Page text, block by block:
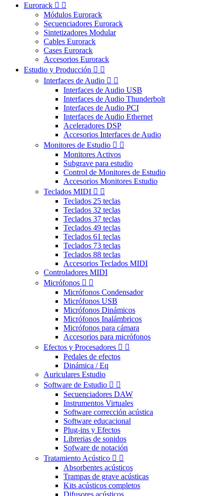
Eurorack  
Módulos Eurorack
Secuenciadores Eurorack
Sintetizadores Modular
Cables Eurorack
Cases Eurorack
Accesorios Eurorack
Estudio y Producción  
Interfaces de Audio  
Interfaces de Audio USB
Interfaces de Audio Thunderbolt
Interfaces de Audio PCI
Interfaces de Audio Ethernet
Aceleradores DSP
Accesorios Interfaces de Audio
Monitores de Estudio  
Monitores Activos
Subgrave para estudio
Control de Monitores de Estudio
Accesorios Monitores Estudio
Teclados MIDI  
Teclados 25 teclas
Teclados 32 teclas
Teclados 37 teclas
Teclados 49 teclas
Teclados 61 teclas
Teclados 73 teclas
Teclados 88 teclas
Accesorios Teclados MIDI
Controladores MIDI
Micrófonos  
Micrófonos Condensador
Micrófonos USB
Micrófonos Dinámicos
Micrófonos Inalámbricos
Micrófonos para cámara
Accesorios para micrófonos
Efectos y Procesadores  
Pedales de efectos
Dinámica / Eq
Auriculares Estudio
Software de Estudio  
Secuenciadores DAW
Instrumentos Virtuales
Software corrección acústica
Software educacional
Plug-ins y Efectos
Librerias de sonidos
Sofware de notación
Tratamiento Acústico  
Absorbentes acústicos
Trampas de grave acústicas
Kits acústicos completos
Difusores acústicos